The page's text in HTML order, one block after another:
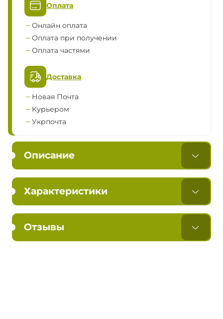
Оплата
Онлайн оплата
Оплата при получении
Оплата частями
Доставка
Новая Почта
Курьером
Укрпочта
Описание
Характеристики
Отзывы